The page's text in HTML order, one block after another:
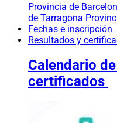
Provincia de
de Tarragona
Fechas e inscripción
Resultados y
Calendario
certificados